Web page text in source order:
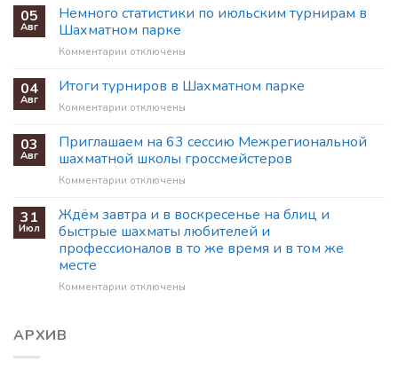
ПРОДОЛЖАЕТСЯ
В
ГРУППЫ
ШАХМАТАМ
НОВЫЙ
ГОД
05
Авг
Немного статистики по июльским турнирам в
Шахматном парке
Комментарии к
Немного
статистики
по
турнирам
в
парке
отключены
04
Авг
Итоги турниров в Шахматном парке
Комментарии к
Итоги
турниров
в
Шахматном
отключены
03
Авг
Приглашаем на 63 сессию Межрегиональной
шахматной школы гроссмейстеров
Комментарии к
Приглашаем
на
63
сессию
шахматной
отключены
31
Июл
Ждём завтра и в воскресенье на блиц и
быстрые шахматы любителей и
профессионалов в то же время и в том же
месте
Комментарии котключены
АРХИВ